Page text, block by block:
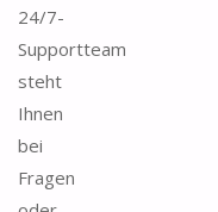
24/7-
Supportteam
steht
Ihnen
bei
Fragen